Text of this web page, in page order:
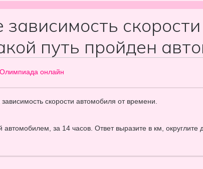
путь пройден
Олимпиада онлайн
скорости автомобиля от времени.
за 14 часов. Ответ выразите в км, округлите